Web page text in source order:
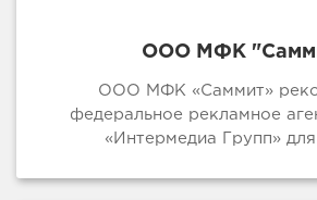
ООО МФК
ООО МФК «Саммит»
федеральное рекламное
«Интермедиа Групп» для